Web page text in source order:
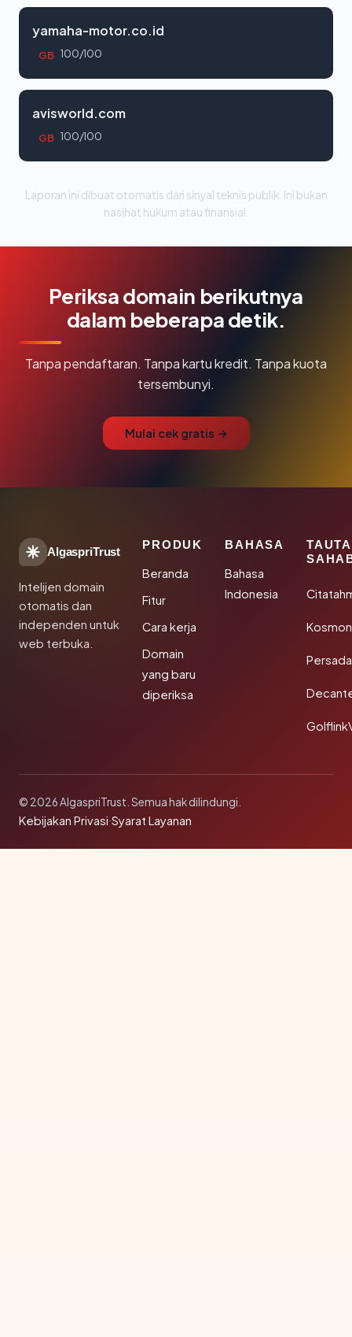
yamaha-motor.co.id
GB 100/100
avisworld.com
GB 100/100
Laporan ini dibuat otomatis dari sinyal teknis publik. Ini bukan
nasihat hukum atau finansial.
Periksa domain berikutnya
dalam beberapa detik.
Tanpa pendaftaran. Tanpa kartu kredit. Tanpa kuota
tersembunyi.
Mulai cek gratis →
AlgaspriTrust
Intelijen domain
otomatis dan
independen untuk
web terbuka.
PRODUK
Beranda
Fitur
Cara kerja
Domain
yang baru
diperiksa
BAHASA
Bahasa
Indonesia
© 2026 AlgaspriTrust. Semua hak dilindungi.
Kebijakan Privasi·Syarat Layanan